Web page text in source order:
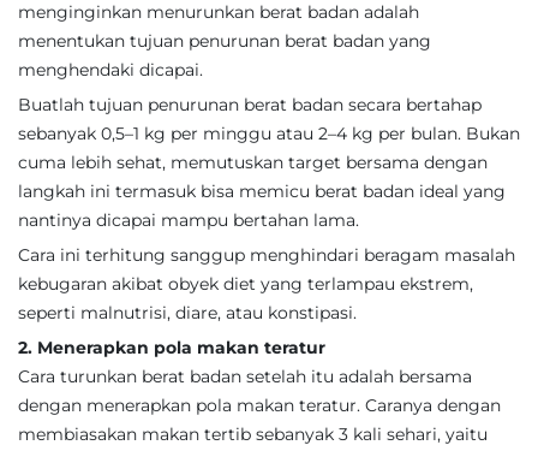
menginginkan menurunkan berat badan adalah
menentukan tujuan penurunan berat badan yang
menghendaki dicapai.
Buatlah tujuan penurunan berat badan secara bertahap
sebanyak 0,5–1 kg per minggu atau 2–4 kg per bulan. Bukan
cuma lebih sehat, memutuskan target bersama dengan
langkah ini termasuk bisa memicu berat badan ideal yang
nantinya dicapai mampu bertahan lama.
Cara ini terhitung sanggup menghindari beragam masalah
kebugaran akibat obyek diet yang terlampau ekstrem,
seperti malnutrisi, diare, atau konstipasi.
2. Menerapkan pola makan teratur
Cara turunkan berat badan setelah itu adalah bersama
dengan menerapkan pola makan teratur. Caranya dengan
membiasakan makan tertib sebanyak 3 kali sehari, yaitu